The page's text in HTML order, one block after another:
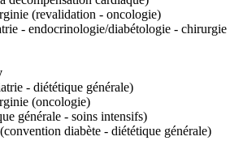
(revalidation - oncologie)
- endocrinologie/diabétologie - chirurgie
- diététique générale)
(oncologie)
générale - soins intensifs)
diabète - diététique générale)